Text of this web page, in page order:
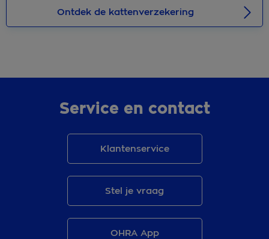
Ontdek de kattenverzekering
Service en contact
Klantenservice
Stel je vraag
OHRA App